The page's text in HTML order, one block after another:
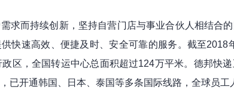
求而持续创新，坚持自营门店与事业合伙人相结合
快速高效、便捷及时、安全可靠的服务。截至2018
区，全国转运中心总面积超过124万平米。德邦快
已开通韩国、日本、泰国等多条国际线路，全球员工